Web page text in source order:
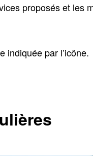
proposés et les
indiquée par l’icône.